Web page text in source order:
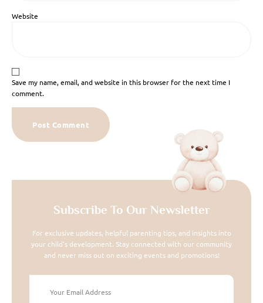
Website
Save my name, email, and website in this browser for the next time I
comment.
Subscribe To Our Newsletter
For exclusive updates, helpful parenting tips, and insights into
your child's development. Stay connected with our community
and never miss out on exciting events and promotions!